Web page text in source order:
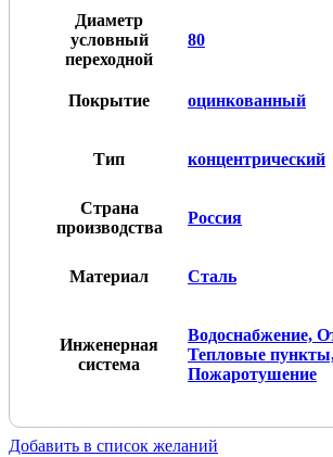
Диаметр
условный
переходной
80
Покрытие оцинкованный
Тип концентрический
Страна
производства
Россия
Материал Сталь
Инженерная
система
Водоснабжение,
Тепловые
Пожаротушение
Добавить в список желаний